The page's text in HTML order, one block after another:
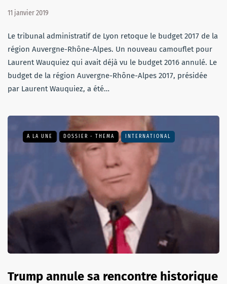
11 janvier 2019
Le tribunal administratif de Lyon retoque le budget 2017 de la
région Auvergne-Rhône-Alpes. Un nouveau camouflet pour
Laurent Wauquiez qui avait déjà vu le budget 2016 annulé. Le
budget de la région Auvergne-Rhône-Alpes 2017, présidée
par Laurent Wauquiez, a été…
A LA UNE DOSSIER - THEMA INTERNATIONAL
Trump annule sa rencontre historique